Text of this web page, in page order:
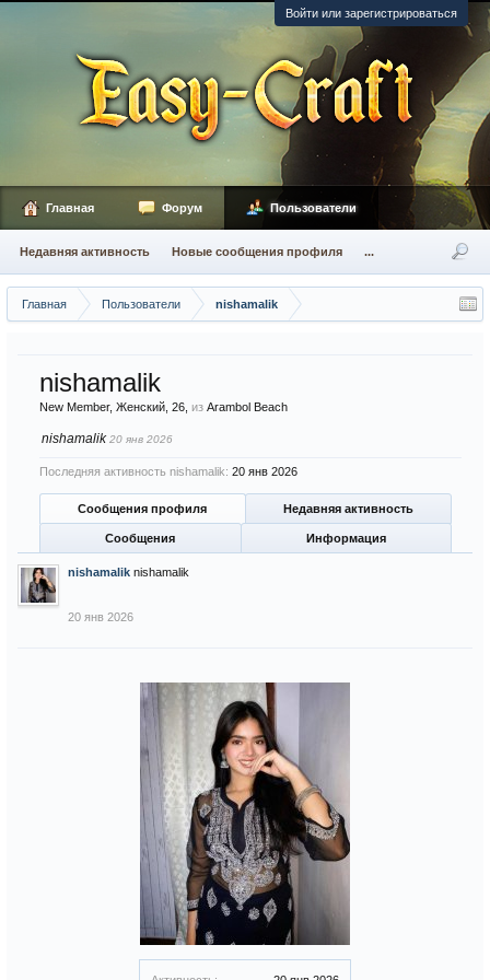
Войти или зарегистрироваться
Главная Пользователи nishamalik
nishamalik
New Member, Женский, 26, из Arambol Beach
nishamalik20 янв 2026
Последняя активность nishamalik: 20 янв 2026
Сообщения профиля Недавняя активность
Сообщения Информация
nishamalik nishamalik
20 янв 2026
Главная Форум Пользователи
Недавняя активность Новые сообщения профиля ...